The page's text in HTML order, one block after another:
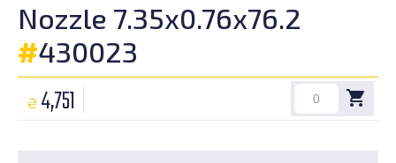
Nozzle 7.35x0.76x76.2
#430023
₴ 4,751